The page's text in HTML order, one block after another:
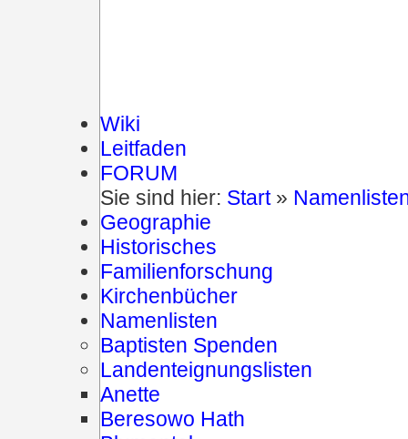
Wiki
Leitfaden
FORUM
Sie sind hier: Start»
Geographie
Historisches
Familienforschung
Kirchenbücher
Namenlisten
Baptisten Spenden
Landenteignungslisten
Anette
Beresowo Hath